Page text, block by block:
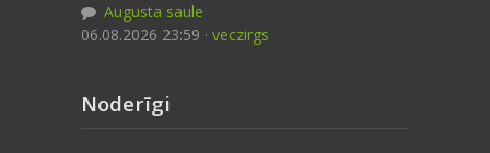
Augusta saule
06.08.2026 23:59 · veczirgs
Noderīgi